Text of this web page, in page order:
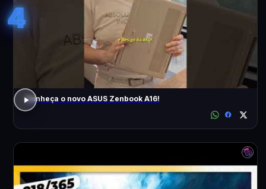
4
Conheça o novo ASUS Zenbook A16!